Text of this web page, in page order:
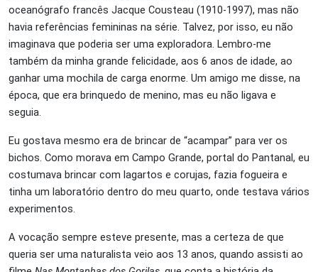
oceanógrafo francês Jacque Cousteau (1910-1997), mas não
havia referências femininas na série. Talvez, por isso, eu não
imaginava que poderia ser uma exploradora. Lembro-me
também da minha grande felicidade, aos 6 anos de idade, ao
ganhar uma mochila de carga enorme. Um amigo me disse, na
época, que era brinquedo de menino, mas eu não ligava e
seguia.
Eu gostava mesmo era de brincar de “acampar” para ver os
bichos. Como morava em Campo Grande, portal do Pantanal, eu
costumava brincar com lagartos e corujas, fazia fogueira e
tinha um laboratório dentro do meu quarto, onde testava vários
experimentos.
A vocação sempre esteve presente, mas a certeza de que
queria ser uma naturalista veio aos 13 anos, quando assisti ao